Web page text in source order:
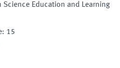
Science Education and Learning
: 15